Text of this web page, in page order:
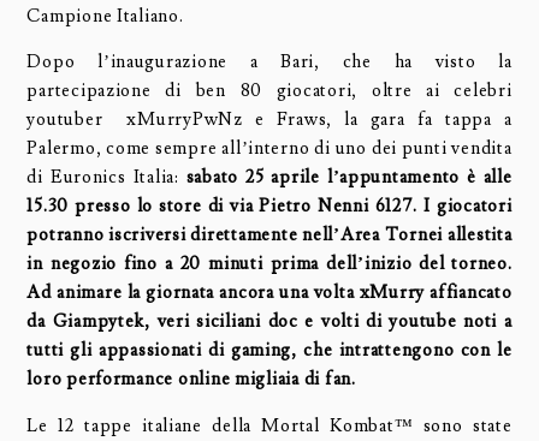
Campione Italiano.
Dopo l’inaugurazione a Bari, che ha visto la
partecipazione di ben 80 giocatori, oltre ai celebri
youtuber xMurryPwNz e Fraws, la gara fa tappa a
Palermo, come sempre all’interno di uno dei punti vendita
di Euronics Italia: sabato 25 aprile l’appuntamento è alle
15.30 presso lo store di via Pietro Nenni 6127. I giocatori
potranno iscriversi direttamente nell’Area Tornei allestita
in negozio fino a 20 minuti prima dell’inizio del torneo.
Ad animare la giornata ancora una volta xMurry affiancato
da Giampytek, veri siciliani doc e volti di youtube noti a
tutti gli appassionati di gaming, che intrattengono con le
loro performance online migliaia di fan.
Le 12 tappe italiane della Mortal Kombat™ sono state